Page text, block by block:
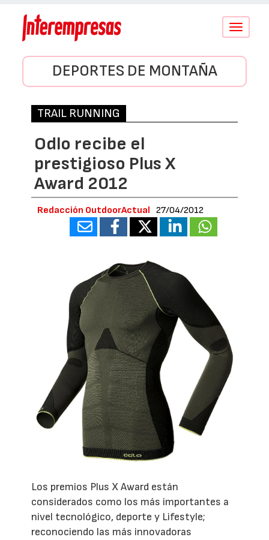
Conmutar
DEPORTES DE MONTAÑA
TRAIL RUNNING
Odlo recibe el
prestigioso Plus X
Award 2012
Redacción OutdoorActual 27/04/2012
Los premios Plus X Award están
considerados como los más importantes a
nivel tecnológico, deporte y Lifestyle;
reconociendo las más innovadoras